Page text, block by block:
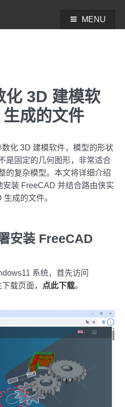
由侠
MENU
化 3D 建模软
成的文件
化 3D 建模软件，模型的形状
是固定的几何图形，非常适合
的复杂模型。本文将详细介绍
装 FreeCAD 并结合路由侠实
成的文件。
安装 FreeCAD
系统，首先访问
载页面，
点此下载。